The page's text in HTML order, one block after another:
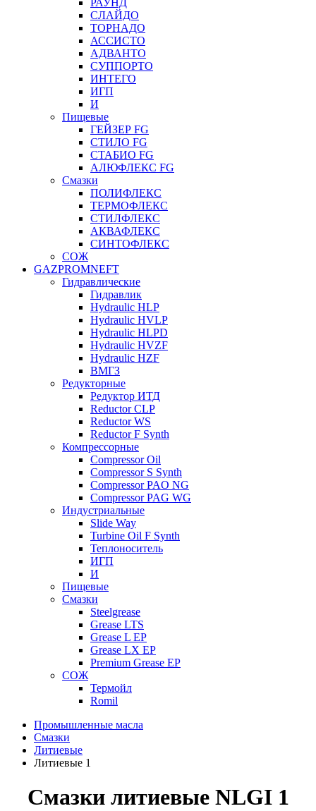
РАУНД
СЛАЙДО
ТОРНАДО
АССИСТО
АДВАНТО
СУППОРТО
ИНТЕГО
ИГП
И
Пищевые
ГЕЙЗЕР FG
СТИЛО FG
СТАБИО FG
АЛЮФЛЕКС FG
Смазки
ПОЛИФЛЕКС
ТЕРМОФЛЕКС
СТИЛФЛЕКС
АКВАФЛЕКС
СИНТОФЛЕКС
СОЖ
GAZPROMNEFT
Гидравлические
Гидравлик
Hydraulic HLP
Hydraulic HVLP
Hydraulic HLPD
Hydraulic HVZF
Hydraulic HZF
ВМГЗ
Редукторные
Редуктор ИТД
Reductor CLP
Reductor WS
Reductor F Synth
Компрессорные
Compressor Oil
Compressor S Synth
Compressor PAO NG
Compressor PAG WG
Индустриальные
Slide Way
Turbine Oil F Synth
Теплоноситель
ИГП
И
Пищевые
Смазки
Steelgrease
Grease LTS
Grease L EP
Grease LX EP
Premium Grease EP
СОЖ
Термойл
Romil
Промышленные масла
Смазки
Литиевые
Литиевые 1
Смазки литиевые NLGI 1